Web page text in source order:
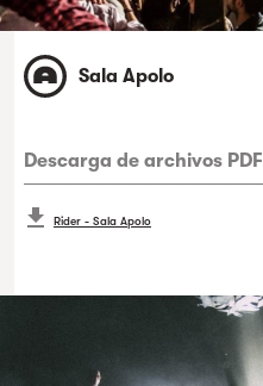
Sala Apolo
Descarga de archivos PDF
Rider - Sala Apolo